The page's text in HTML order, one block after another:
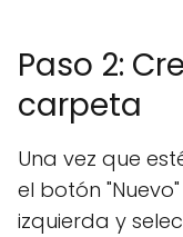
Paso 2:
carpeta
Una vez que
el botón
izquierda y